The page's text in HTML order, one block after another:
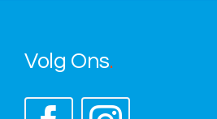
Volg Ons.